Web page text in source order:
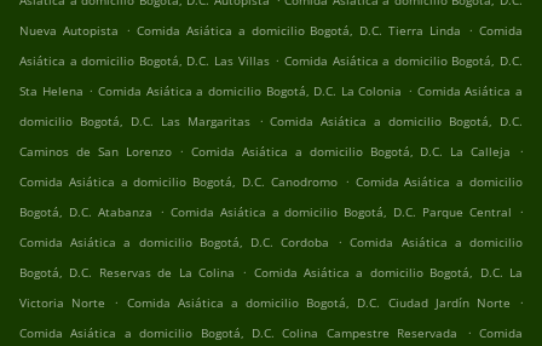
Nueva Autopista . Comida Asiática a domicilio Bogotá, D.C. Tierra Linda . Comida
Asiática a domicilio Bogotá, D.C. Las Villas . Comida Asiática a domicilio Bogotá, D.C.
Sta Helena . Comida Asiática a domicilio Bogotá, D.C. La Colonia . Comida Asiática a
domicilio Bogotá, D.C. Las Margaritas . Comida Asiática a domicilio Bogotá, D.C.
Caminos de San Lorenzo . Comida Asiática a domicilio Bogotá, D.C. La Calleja
.
Comida Asiática a domicilio Bogotá, D.C. Canodromo . Comida Asiática a domicilio
Bogotá, D.C. Atabanza . Comida Asiática a domicilio Bogotá, D.C. Parque Central .
Comida Asiática a domicilio Bogotá, D.C. Cordoba
. Comida Asiática a domicilio
Bogotá, D.C. Reservas de La Colina . Comida Asiática a domicilio Bogotá, D.C. La
Victoria Norte
. Comida Asiática a domicilio Bogotá, D.C. Ciudad Jardín Norte
.
Comida Asiática a domicilio Bogotá, D.C. Colina Campestre Reservada
. Comida